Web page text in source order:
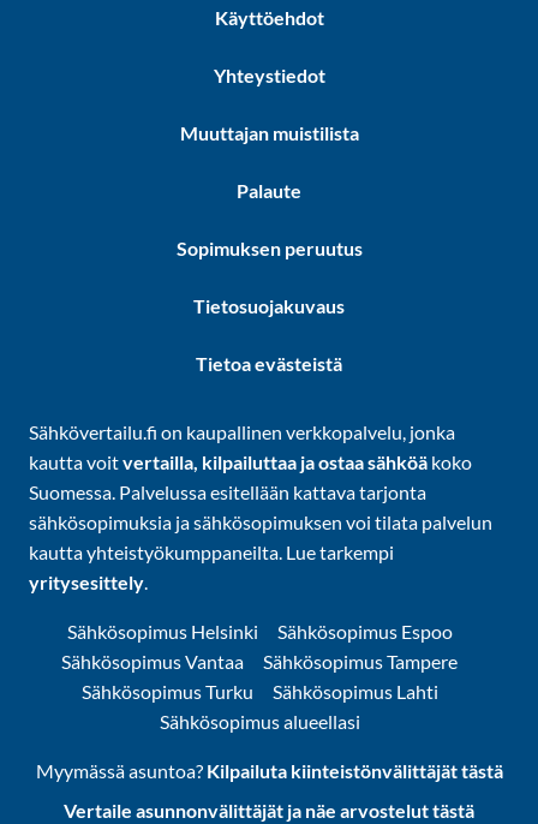
Käyttöehdot
Yhteystiedot
Muuttajan muistilista
Palaute
Sopimuksen peruutus
Tietosuojakuvaus
Tietoa evästeistä
Sähkövertailu.fi on kaupallinen verkkopalvelu, jonka
kautta voitvertailla, kilpailuttaa ja ostaa sähköä koko
Suomessa. Palvelussa esitellään kattava tarjonta
sähkösopimuksia ja sähkösopimuksen voi tilata palvelun
kautta yhteistyökumppaneilta. Lue tarkempi
yritysesittely
Sähkösopimus Helsinki
Sähkösopimus Espoo
Sähkösopimus Vantaa
Sähkösopimus Tampere
Sähkösopimus Turku
Sähkösopimus Lahti
Sähkösopimus alueellasi
Myymässä asuntoa? Kilpailuta kiinteistönvälittäjät tästä
Vertaile asunnonvälittäjät ja näe arvostelut tästä